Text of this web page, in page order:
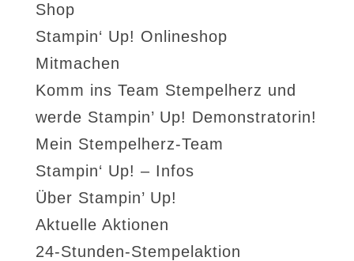
Shop
Stampin‘ Up! Onlineshop
Mitmachen
Komm ins Team Stempelherz und
werde Stampin’ Up! Demonstratorin!
Mein Stempelherz-Team
Stampin‘ Up! – Infos
Über Stampin’ Up!
Aktuelle Aktionen
24-Stunden-Stempelaktion